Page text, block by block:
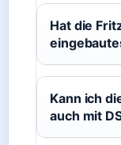
Hat die
Kann ich
auch mit